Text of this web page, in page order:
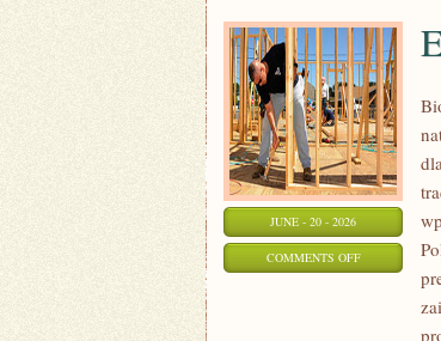
JUNE - 20 - 2026
COMMENTS OFFON